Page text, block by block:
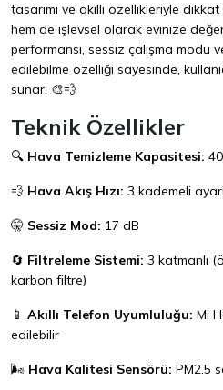
tasarımı ve akıllı özellikleriyle
hem de işlevsel olarak evinize
performansı, sessiz çalışma modu
edilebilme özelliği sayesinde,
sunar. 🎨💨
Teknik Özellikler
🔍 Hava Temizleme Kapasitesi:
💨 Hava Akış Hızı: 3 kademeli
🤫 Sessiz Mod: 17 dB
🔄 Filtreleme Sistemi: 3 katmanlı
karbon filtre)
📱 Akıllı Telefon Uyumluluğu: Mi
edilebilir
🌬️ Hava Kalitesi Sensörü: PM2.5